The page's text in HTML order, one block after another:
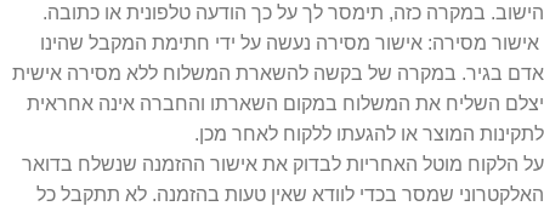
הישוב. במקרה כזה, תימסר לך על כך הודעה טלפונית או כתובה.
אישור מסירה: אישור מסירה נעשה על ידי חתימת המקבל שהינו
אדם בגיר. במקרה של בקשה להשארת המשלוח ללא מסירה אישית
יצלם השליח את המשלוח במקום השארתו והחברה אינה אחראית
לתקינות המוצר או להגעתו ללקוח לאחר מכן.
על הלקוח מוטל האחריות לבדוק את אישור ההזמנה שנשלח בדואר
האלקטרוני שמסר בכדי לוודא שאין טעות בהזמנה. לא תתקבל כל